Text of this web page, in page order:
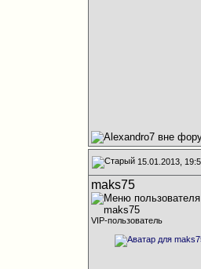
15.01.2013,
maks75
VIP-пользователь